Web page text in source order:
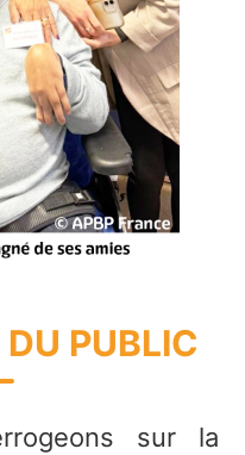
PUBLIC
sur la